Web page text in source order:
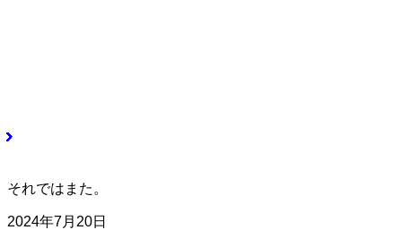
それではまた。
2024年7月20日